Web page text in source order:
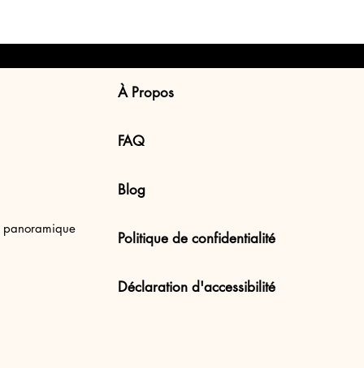
panoramique
À Propos
FAQ
Blog
Politique de confidentialité
Déclaration d'accessibilité